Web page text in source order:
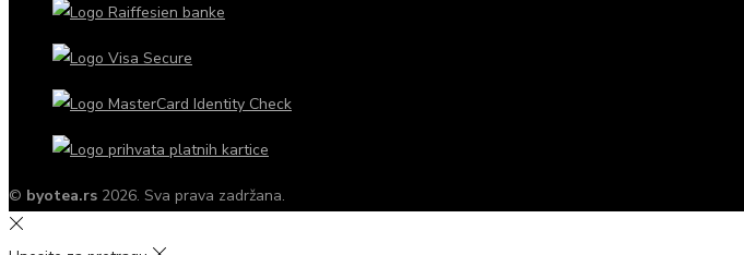
© byotea.rs 2026. Sva prava zadržana.